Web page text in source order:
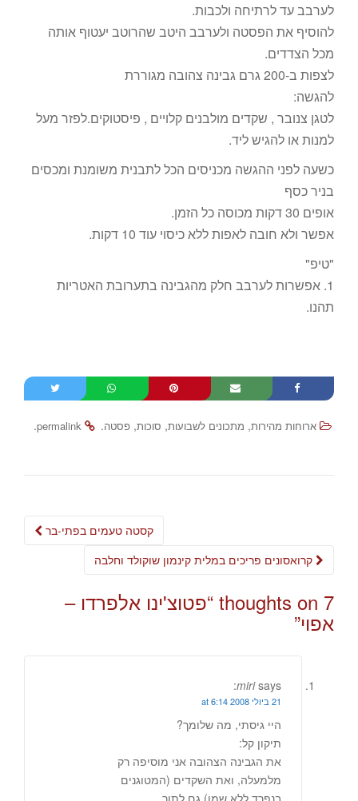
לערבב עד לרתיחה ולכבות.
להוסיף את הפסטה ולערבב היטב שהרוטב יעטוף אותה
מכל הצדדים.
לצפות ב-200 גרם גבינה צהובה מגוררת
להגשה:
לטגן צנובר , שקדים מולבנים קלויים , פיסטוקים.לפזר מעל
למנות או להגיש ליד.
כשעה לפני ההגשה מכניסים הכל לתבנית משומנת ומכסים
בניר כסף
אופים 30 דקות מכוסה כל הזמן.
אפשר ולא חובה לאפות ללא כיסוי עוד 10 דקות.
"טיפ"
1. אפשרות לערבב חלק מהגבינה בתערובת האטריות
תהנו.
ארוחות מהירות, מתכונים לשבועות, סוכות, פסטה.
permalink
.
Post
navigation
קסטה טעמים בפתי-בר
7 thoughts on “ פטוצ'ינו אלפרדו –
אפוי”
miri says:
21 ביולי 2008 at 6:14
היי גיסתי, מה שלומך?
תיקון קל:
את הגבינה הצהובה אני מוסיפה רק
מלמעלה, ואת השקדים (המטוגנים
בנפרד ללא שמן) גם לתוך